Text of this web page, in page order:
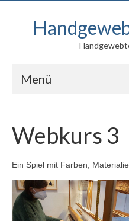
Menü
Produkte
Kontakt
Über mich
Webkurs 3
Ein Spiel mit Farben,